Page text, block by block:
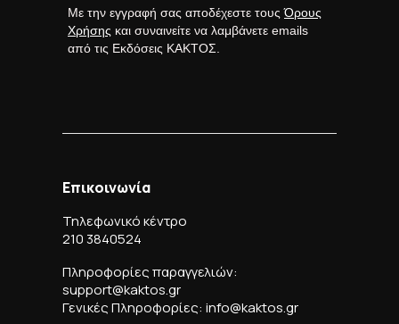
Με την εγγραφή σας αποδέχεστε τουςΌρους
Χρήσης και συναινείτε να λαμβάνετε emails
από τις Εκδόσεις ΚΑΚΤΟΣ.
Επικοινωνία
Τηλεφωνικό κέντρο
210 3840524
Πληροφορίες παραγγελιών:
support@kaktos.gr
Γενικές Πληροφορίες: info@kaktos.gr